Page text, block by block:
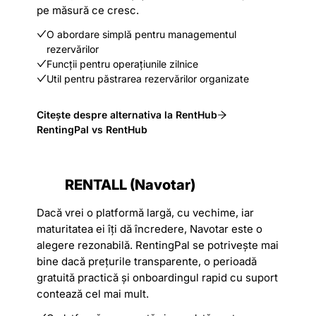
pe măsură ce cresc.
O abordare simplă pentru managementul
rezervărilor
Funcții pentru operațiunile zilnice
Util pentru păstrarea rezervărilor organizate
Citește despre alternativa la RentHub
RentingPal vs RentHub
RENTALL (Navotar)
Dacă vrei o platformă largă, cu vechime, iar
maturitatea ei îți dă încredere, Navotar este o
alegere rezonabilă. RentingPal se potrivește mai
bine dacă prețurile transparente, o perioadă
gratuită practică și onboardingul rapid cu suport
contează cel mai mult.